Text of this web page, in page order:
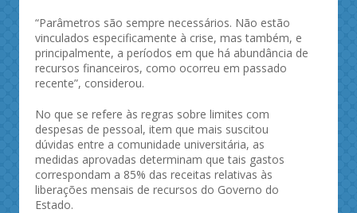
“Parâmetros são sempre necessários. Não estão
vinculados especificamente à crise, mas também, e
principalmente, a períodos em que há abundância de
recursos financeiros, como ocorreu em passado
recente”, considerou.
No que se refere às regras sobre limites com
despesas de pessoal, item que mais suscitou
dúvidas entre a comunidade universitária, as
medidas aprovadas determinam que tais gastos
correspondam a 85% das receitas relativas às
liberações mensais de recursos do Governo do
Estado.